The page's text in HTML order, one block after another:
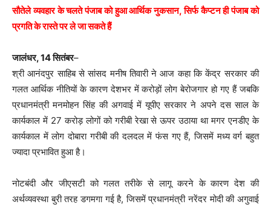
सौतेले व्यवहार के चलते पंजाब को हुआ आर्थिक नुकसान, सिर्फ कैप्टन ही पंजाब को
प्रगति के रास्ते पर ले जा सकते हैं
जालंधर, 14 सितंबर–
श्री आनंदपुर साहिब से सांसद मनीष तिवारी ने आज कहा कि केंद्र सरकार की
गलत आर्थिक नीतियों के कारण देशभर में करोड़ों लोग बेरोजगार हो गए हैं जबकि
प्रधानमंत्री मनमोहन सिंह की अगवाई में यूपीए सरकार ने अपने दस साल के
कार्यकाल में 27 करोड़ लोगों को गरीबी रेखा से ऊपर उठाया था मगर एनडीए के
कार्यकाल में लोग दोबारा गरीबी की दलदल में फंस गए हैं, जिसमें मध्य वर्ग बहुत
ज्यादा प्रभावित हुआ है।
नोटबंदी और जीएसटी को गलत तरीके से लागू करने के कारण देश की
अर्थव्यवस्था बुरी तरह डगमगा गई है, जिसमें प्रधानमंत्री नरेंदर मोदी की अगुवाई